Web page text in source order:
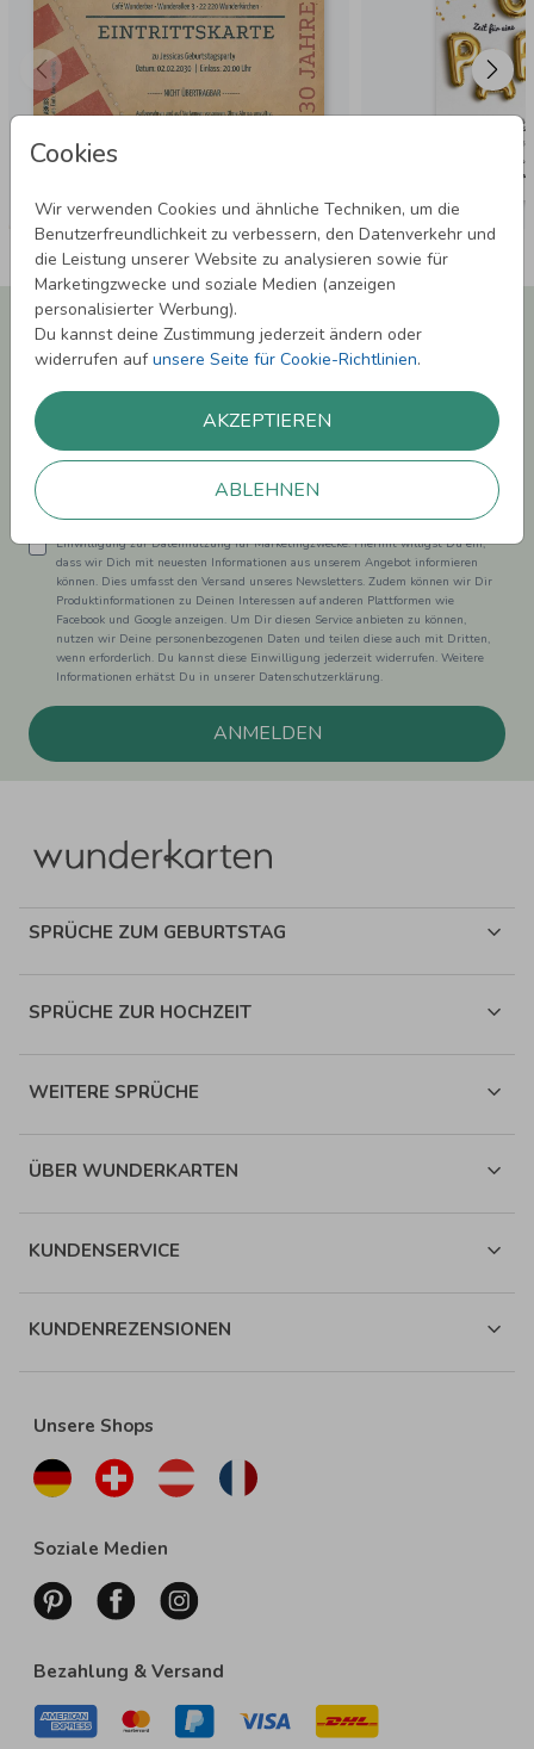
Cookies
Wir verwenden Cookies und ähnliche Techniken, um die
Benutzerfreundlichkeit zu verbessern, den Datenverkehr und
die Leistung unserer Website zu analysieren sowie für
Marketingzwecke und soziale Medien (anzeigen
personalisierter Werbung).
Du kannst deine Zustimmung jederzeit ändern oder
widerrufen aufunsere Seite für Cookie-Richtlinien.
AKZEPTIEREN
ABLEHNEN
Newsletter abonnieren und 5,00 € Rabatt**
sichern!
Laufenden.
Einwilligung zur Datennutzung für Marketingzwecke: Hiermit willigst Du ein,
dass wir Dich mit neuesten Informationen aus unserem Angebot informieren
können. Dies umfasst den Versand unseres Newsletters. Zudem können wir Dir
Produktinformationen zu Deinen Interessen auf anderen Plattformen wie
Facebook und Google anzeigen. Um Dir diesen Service anbieten zu können,
nutzen wir Deine personenbezogenen Daten und teilen diese auch mit Dritten,
wenn erforderlich. Du kannst diese Einwilligung jederzeit widerrufen. Weitere
Informationen erhätst Du in unserer Datenschutzerklärung.
ANMELDEN
SPRÜCHE ZUM GEBURTSTAG
SPRÜCHE ZUR HOCHZEIT
WEITERE SPRÜCHE
ÜBER WUNDERKARTEN
KUNDENSERVICE
KUNDENREZENSIONEN
Unsere Shops
Soziale Medien
Bezahlung & Versand